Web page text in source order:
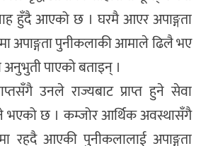
हुँदै आएको छ । घरमै आएर अपाङ्गता
अपाङ्गता पुनीकलाकी आमाले ढिलै भए
पाएको बताइन् ।
उनले राज्यबाट प्राप्त हुने सेवा
भएको छ । कम्जोर आर्थिक अवस्थासँगै
रहदै आएकी पुनीकलालाई अपाङ्गता